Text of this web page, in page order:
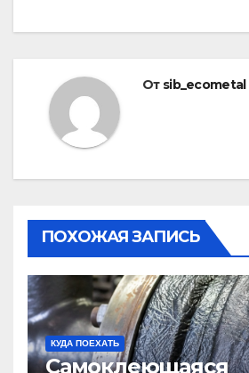
От sib_ecometal
ПОХОЖАЯ ЗАПИСЬ
КУДА ПОЕХАТЬ
Самоклеющаяся